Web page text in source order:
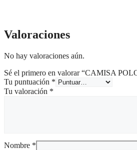
Valoraciones
No hay valoraciones aún.
Sé el primero en valorar “CAMISA
Tu puntuación *
Tu valoración *
Nombre *